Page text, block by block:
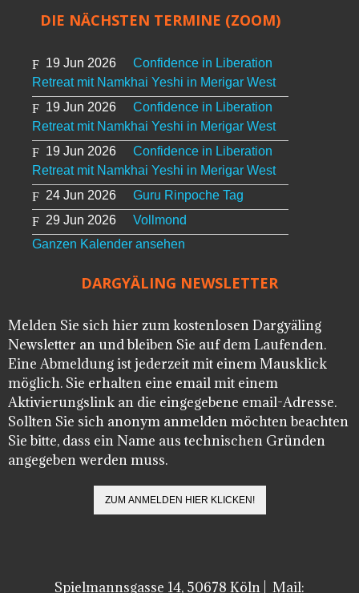
DIE NÄCHSTEN TERMINE (ZOOM)
19 Jun 2026
Confidence in Liberation
Retreat mit Namkhai Yeshi in Merigar West
19 Jun 2026
Confidence in Liberation
Retreat mit Namkhai Yeshi in Merigar West
19 Jun 2026
Confidence in Liberation
Retreat mit Namkhai Yeshi in Merigar West
24 Jun 2026
Guru Rinpoche Tag
29 Jun 2026
Vollmond
Ganzen Kalender ansehen
DARGYÄLING NEWSLETTER
Melden Sie sich hier zum kostenlosen Dargyäling
Newsletter an und bleiben Sie auf dem Laufenden.
Eine Abmeldung ist jederzeit mit einem Mausklick
möglich. Sie erhalten eine email mit einem
Aktivierungslink an die eingegebene email-Adresse.
Sollten Sie sich anonym anmelden möchten beachten
Sie bitte, dass ein Name aus technischen Gründen
angegeben werden muss.
Spielmannsgasse 14, 50678 Köln | Mail: